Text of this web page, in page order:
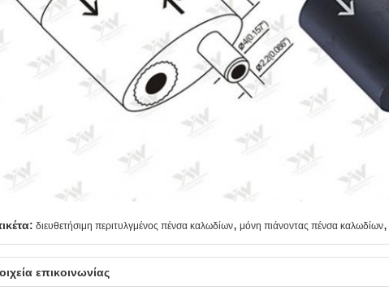
διευθετήσιμη περιτυλγμένος πένσα καλωδίων, μόνη πιάνοντας πένσα καλωδίων,
επικοινωνίας